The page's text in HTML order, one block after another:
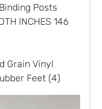
Posts
INCHES 146
Grain Vinyl
Feet (4)